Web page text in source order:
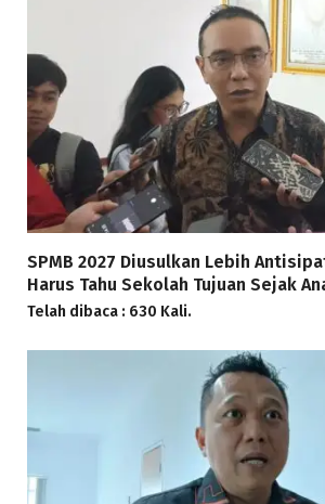
SPMB 2027 Diusulkan Lebih
Harus Tahu Sekolah Tujuan Sejak
Telah dibaca : 630 Kali.